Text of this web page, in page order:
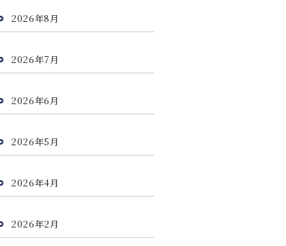
2026年8月
2026年7月
2026年6月
2026年5月
2026年4月
2026年2月